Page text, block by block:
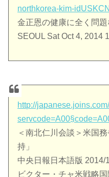
northkorea-kim-
金正恩の健康に全く問
SEOUL Sat Oct 4, 2014
http://
＜南北仁川会談＞米国
持」
中央日報日本語版 2014/
ビクター・チャ米戦略